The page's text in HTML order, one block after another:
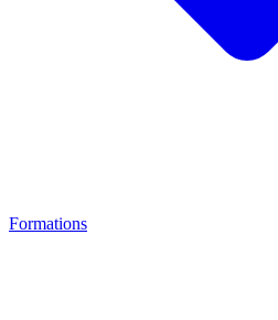
Formations